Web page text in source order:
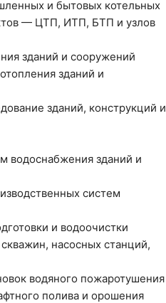
и бытовых котельных
— ЦТП, ИТП, БТП и узлов
зданий и сооружений
зданий и
зданий, конструкций и
водоснабжения зданий и
систем
и водоочистки
насосных станций,
водяного пожаротушения
полива и орошения